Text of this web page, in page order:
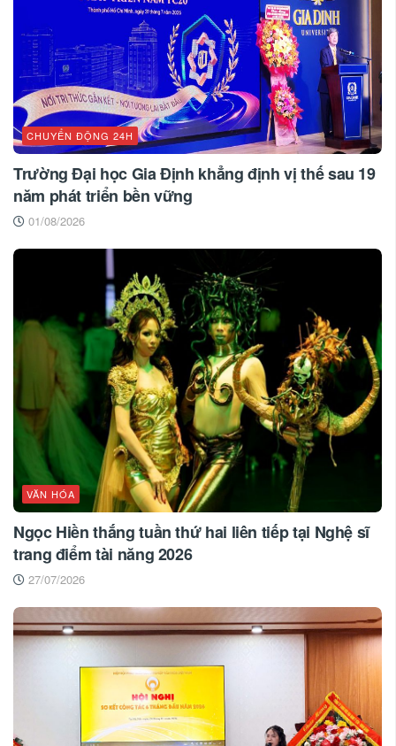
CHUYỂN ĐỘNG 24H
Trường Đại học Gia Định khẳng định vị thế sau 19
năm phát triển bền vững
01/08/2026
VĂN HÓA
Ngọc Hiền thắng tuần thứ hai liên tiếp tại Nghệ sĩ
trang điểm tài năng 2026
27/07/2026